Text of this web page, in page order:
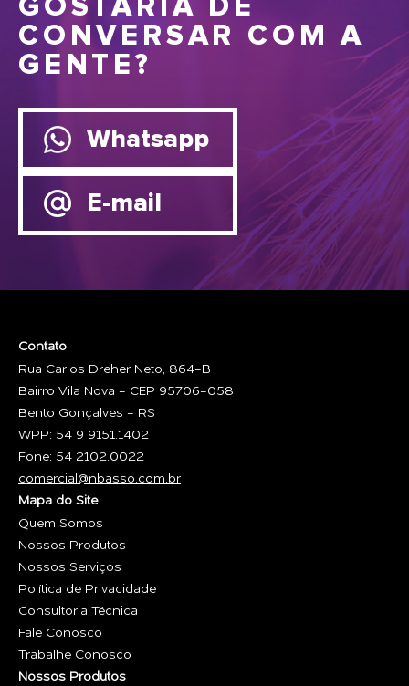
GOSTARIA DE
CONVERSAR COM A
GENTE?
Whatsapp
E-mail
Contato
Rua Carlos Dreher Neto, 864-B
Bairro Vila Nova - CEP 95706-058
Bento Gonçalves - RS
WPP: 54 9 9151.1402
Fone: 54 2102.0022
comercial@nbasso.com.br
Mapa do Site
Quem Somos
Nossos Produtos
Nossos Serviços
Política de Privacidade
Consultoria Técnica
Fale Conosco
Trabalhe Conosco
Nossos Produtos